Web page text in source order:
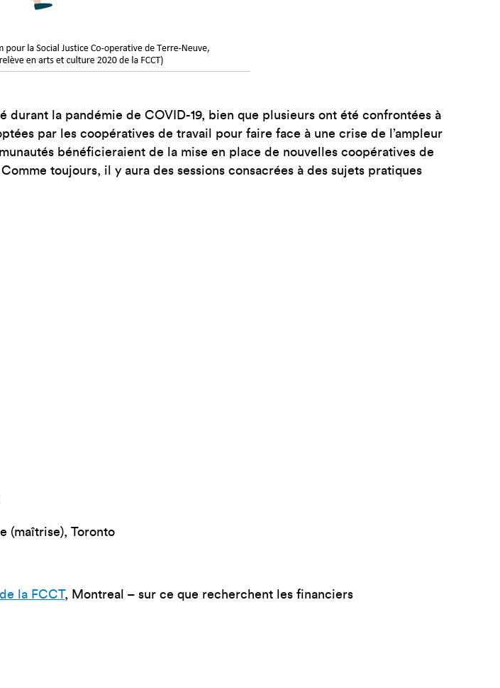
la pandémie de COVID-19, bien que plusieurs ont été confrontées à
par les coopératives de travail pour faire face à une crise de l’ampleur
bénéficieraient de la mise en place de nouvelles coopératives de
toujours, il y aura des sessions consacrées à des sujets pratiques
(maîtrise), Toronto
la FCCT, Montreal – sur ce que recherchent les financiers